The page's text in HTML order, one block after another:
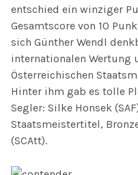
entschied ein winziger
Gesamtscore von 10
sich Günther Wendl
internationalen Wertung
Österreichischen
Hinter ihm gab es tolle
Segler: Silke Honsek
Staatsmeistertitel,
(SCAtt).